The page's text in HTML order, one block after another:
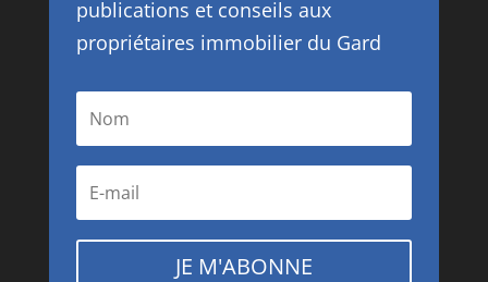
publications et conseils aux
propriétaires immobilier du Gard
JE M'ABONNE